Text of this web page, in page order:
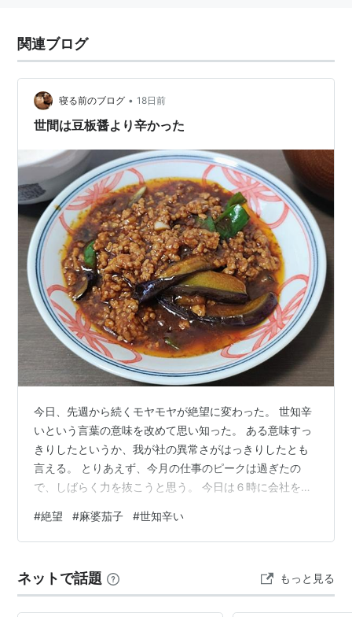
関連ブログ
寝る前のブログ • 18日前
世間は豆板醤より辛かった
今日、先週から続くモヤモヤが絶望に変わった。 世知辛
いという言葉の意味を改めて思い知った。 ある意味すっ
きりしたというか、我が社の異常さがはっきりしたとも
言える。 とりあえず、今月の仕事のピークは過ぎたの
で、しばらく力を抜こうと思う。 今日は６時に会社を出
て、昨日買ってあった茄子で麻婆茄子を作った。 豆板醤
の辛さが食欲をそそる。 挽肉の脂がやばい 食べ終わって
い。
#絶望 #麻婆茄子 #世知辛い
ネットで話題 もっと見る